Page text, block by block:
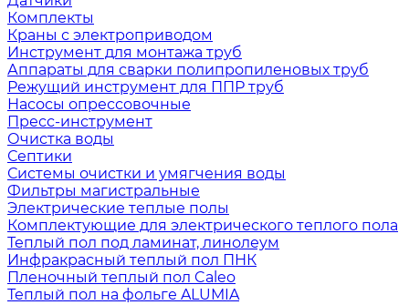
Комплекты
Краны с электроприводом
Инструмент для монтажа труб
Аппараты для сварки полипропиленовых труб
Режущий инструмент для ППР труб
Насосы опрессовочные
Пресс-инструмент
Очистка воды
Септики
Системы очистки и умягчения воды
Фильтры магистральные
Электрические теплые полы
Комплектующие для электрического теплого пола
Теплый пол под ламинат, линолеум
Инфракрасный теплый пол ПНК
Пленочный теплый пол Caleo
Теплый пол на фольге ALUMIA